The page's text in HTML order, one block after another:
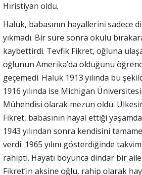
Hıristiyan oldu.
Haluk, babasının hayallerini sadece
yıkmadı. Bir süre sonra okulu
kaybettirdi. Tevfik Fikret, oğluna
oğlunun Amerika’da olduğunu
geçemedi. Haluk 1913 yılında bu
1916 yılında ise Michigan
Mühendisi olarak mezun oldu.
Fikret, babasının hayal ettiği
1943 yılından sonra kendisini
verdi. 1965 yılını gösterdiğinde
rahipti. Hayatı boyunca dindar bir
Fikret’in aksine oğlu, rahip olarak